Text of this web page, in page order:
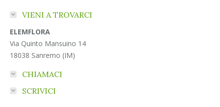
VIENI A TROVARCI
ELEMFLORA
Via Quinto Mansuino 14
18038 Sanremo (IM)
CHIAMACI
SCRIVICI